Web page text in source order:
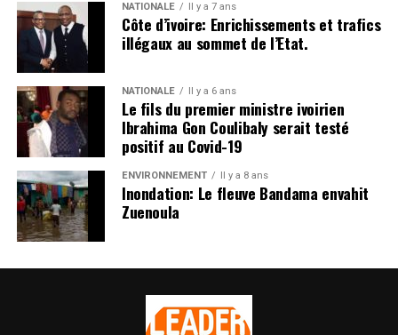
NATIONALE Il y a 7 ans
Côte d’ivoire: Enrichissements et trafics
illégaux au sommet de l’Etat.
NATIONALE Il y a 6 ans
Le fils du premier ministre ivoirien
Ibrahima Gon Coulibaly serait testé
positif au Covid-19
ENVIRONNEMENT Il y a 8 ans
Inondation: Le fleuve Bandama envahit
Zuenoula